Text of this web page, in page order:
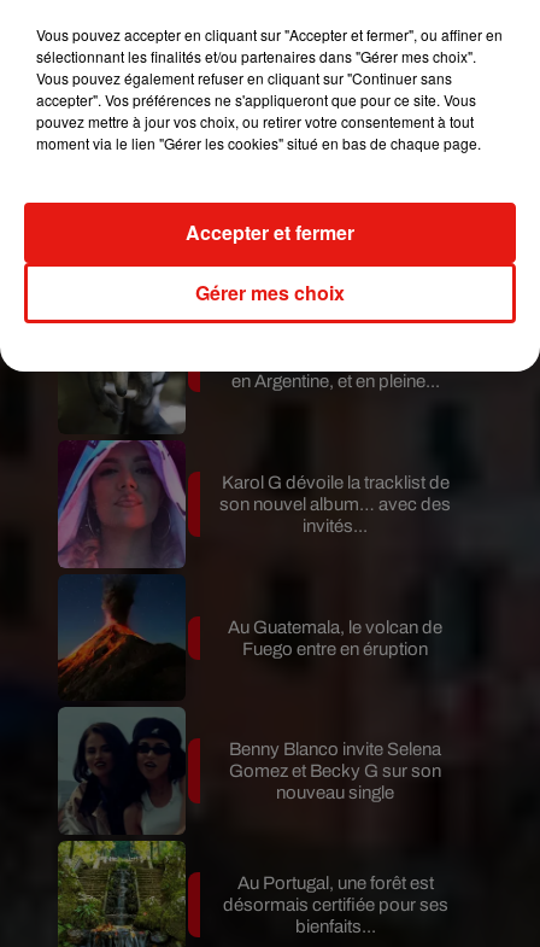
classement sont...la Franceà la neuvième place
(après avoir été absente du classement l'an
dernier), mais également la Nouvelle-Zélande
(seconde place), le Royaume-Uni (3ème), la
Grèce (4ème) ou encore Canada (5ème),
Mundo Latino
en Argentine, et en pleine...
Karol G dévoile la tracklist de
son nouvel album… avec des
invités...
Au Guatemala, le volcan de
Fuego entre en éruption
Benny Blanco invite Selena
Gomez et Becky G sur son
nouveau single
Au Portugal, une forêt est
désormais certifiée pour ses
bienfaits...
Vous pouvez accepter en cliquant sur "Accepter et fermer", ou affiner en
sélectionnant les finalités et/ou partenaires dans "Gérer mes choix".
Vous pouvez également refuser en cliquant sur "Continuer sans
accepter". Vos préférences ne s'appliqueront que pour ce site. Vous
pouvez mettre à jour vos choix, ou retirer votre consentement à tout
moment via le lien "Gérer les cookies" situé en bas de chaque page.
Gérer mes choix
Accepter et fermer